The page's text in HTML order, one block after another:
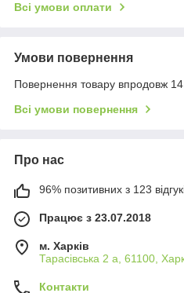
Всі умови оплати
Умови повернення
Повернення товару впродовж 14
Всі умови повернення
Про нас
96% позитивних з 123
Працює з 23.07.2018
м. Харків
Тарасівська 2 а, 61100,
Контакти